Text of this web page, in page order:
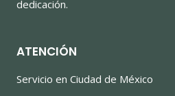
dedicación.
ATENCIÓN
Servicio en Ciudad de México